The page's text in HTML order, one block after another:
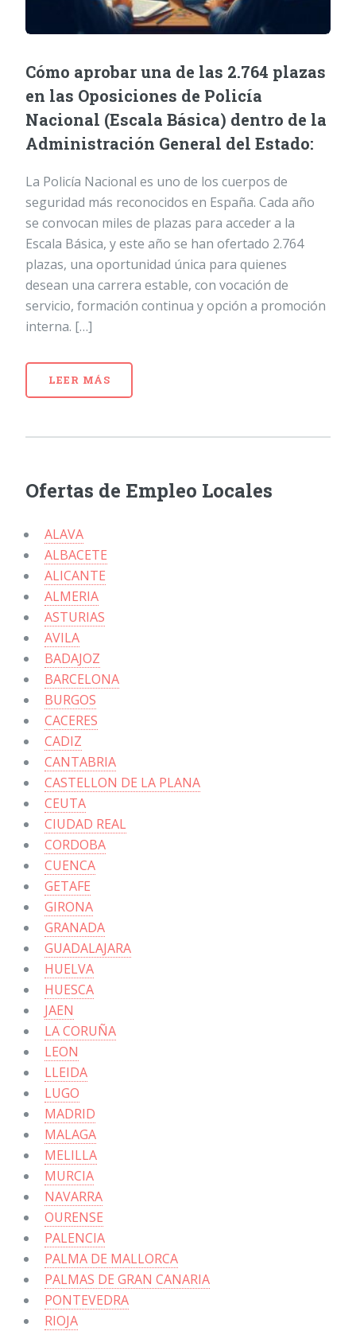
Cómo aprobar una de las 2.764 plazas
en las Oposiciones de Policía
Nacional (Escala Básica) dentro de la
Administración General del Estado:
La Policía Nacional es uno de los cuerpos de
seguridad más reconocidos en España. Cada año
se convocan miles de plazas para acceder a la
Escala Básica, y este año se han ofertado 2.764
plazas, una oportunidad única para quienes
desean una carrera estable, con vocación de
servicio, formación continua y opción a promoción
interna. […]
LEER MÁS
Ofertas de Empleo Locales
ALAVA
ALBACETE
ALICANTE
ALMERIA
ASTURIAS
AVILA
BADAJOZ
BARCELONA
BURGOS
CACERES
CADIZ
CANTABRIA
CASTELLON DE LA PLANA
CEUTA
CIUDAD REAL
CORDOBA
CUENCA
GETAFE
GIRONA
GRANADA
GUADALAJARA
HUELVA
HUESCA
JAEN
LA CORUÑA
LEON
LLEIDA
LUGO
MADRID
MALAGA
MELILLA
MURCIA
NAVARRA
OURENSE
PALENCIA
PALMA DE MALLORCA
PALMAS DE GRAN CANARIA
PONTEVEDRA
RIOJA